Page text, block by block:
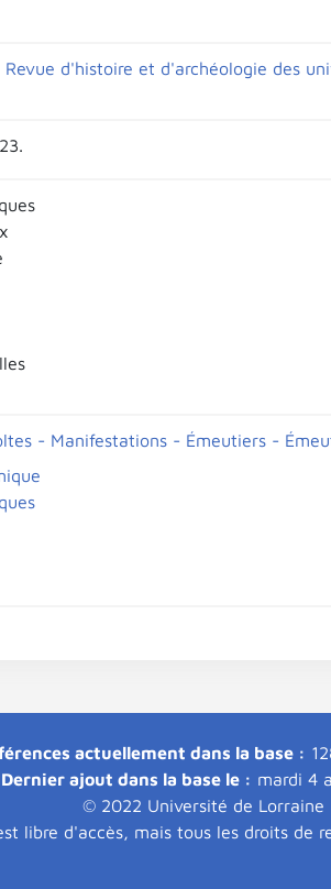
Revue d'histoire et d'archéologie des
- Manifestations - Émeutiers -
actuellement dans la base :
Dernier ajout dans la base le : mardi 4
© 2022 Université de Lorraine
libre d'accès, mais tous les droits de